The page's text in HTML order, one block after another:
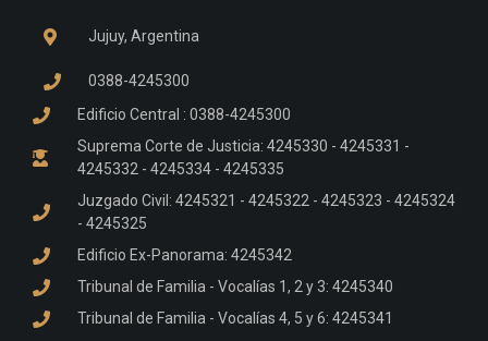
Jujuy, Argentina
0388-4245300
Edificio Central : 0388-4245300
Suprema Corte de Justicia: 4245330 - 4245331 -
4245332 - 4245334 - 4245335
Juzgado Civil: 4245321 - 4245322 - 4245323 - 4245324
- 4245325
Edificio Ex-Panorama: 4245342
Tribunal de Familia - Vocalías 1, 2 y 3: 4245340
Tribunal de Familia - Vocalías 4, 5 y 6: 4245341